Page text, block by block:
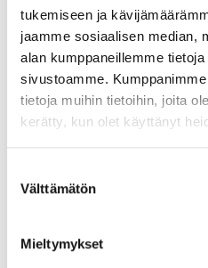
tukemiseen ja
jaamme sosiaalisen median,
alan kumppaneillemme
sivustoamme.
tietoja muihin tietoihin, joita
kerätty, kun olet käyttänyt
valinta
Välttämätön
Mieltymykset
Varaa liput